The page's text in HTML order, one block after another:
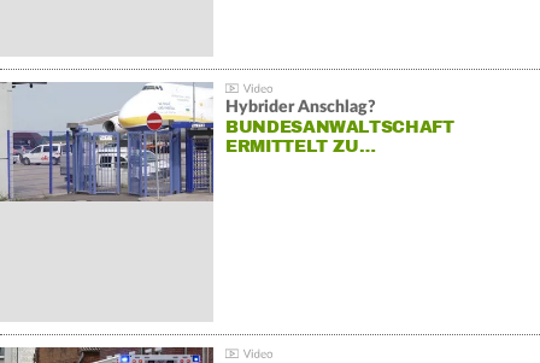
Hybrider Anschlag?
BUNDESANWALTSCHAFT
ERMITTELT ZU…